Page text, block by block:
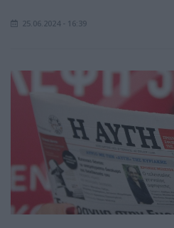
25.06.2024 - 16:39